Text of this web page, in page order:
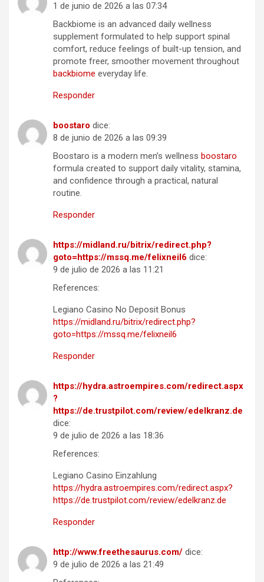
1 de junio de 2026 a las 07:34
Backbiome is an advanced daily wellness
supplement formulated to help support spinal
comfort, reduce feelings of built-up tension, and
promote freer, smoother movement throughout
backbiome everyday life.
Responder
boostaro dice:
8 de junio de 2026 a las 09:39
Boostaro is a modern men’s wellness boostaro
formula created to support daily vitality, stamina,
and confidence through a practical, natural
routine.
Responder
https://midland.ru/bitrix/redirect.php?
goto=https://mssq.me/felixneil6 dice:
9 de julio de 2026 a las 11:21
References:
Legiano Casino No Deposit Bonus
https://midland.ru/bitrix/redirect.php?
goto=https://mssq.me/felixneil6
Responder
https://hydra.astroempires.com/redirect.aspx
?
https://de.trustpilot.com/review/edelkranz.de
dice:
9 de julio de 2026 a las 18:36
References:
Legiano Casino Einzahlung
https://hydra.astroempires.com/redirect.aspx?
https://de.trustpilot.com/review/edelkranz.de
Responder
http://www.freethesaurus.com/ dice:
9 de julio de 2026 a las 21:49